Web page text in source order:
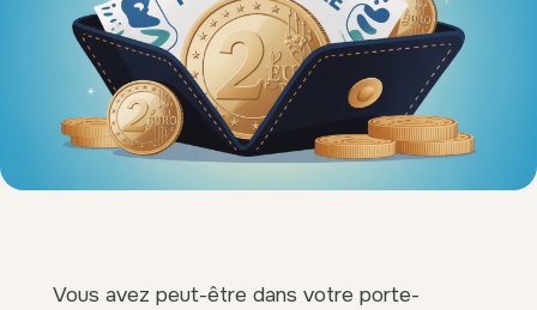
Vous avez peut-être dans votre porte-